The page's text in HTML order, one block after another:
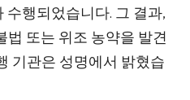
행되었습니다. 그 결과,
법 또는 위조 농약을 발견
기관은 성명에서 밝혔습